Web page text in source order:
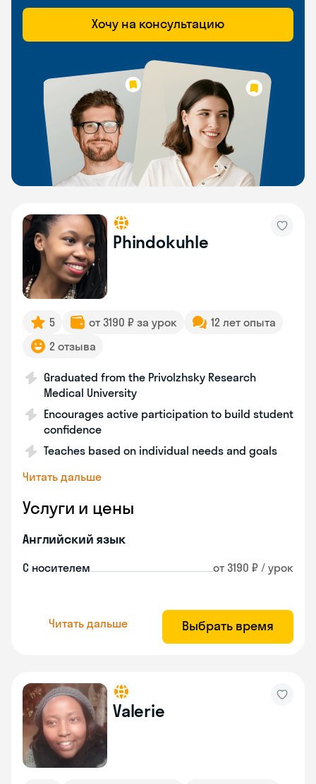
Хочу на консультацию
Phindokuhle
5 от 3190 ₽ за урок
12 лет опыта
2 отзыва
Graduated from the Privolzhsky Research
Medical University
Encourages active participation to build student
confidence
Teaches based on individual needs and goals
Читать дальше
Услуги и цены
Английский язык
С носителем от 3190 ₽ / урок
Читать дальше Выбрать время
Valerie